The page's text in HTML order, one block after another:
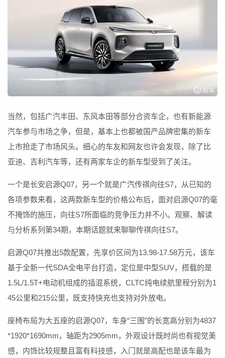
当然，包括广汽丰田、东风本田等部分合资车企，也有新能源
汽车参与市场之争，但是，基本上也都被国产品牌密集的新车
上市抢走了市场风头。细心的车友和网友也许会发现，除了比
亚迪、吉利汽车等，还有两家车企的新车型受到了关注。
一个是长安启源Q07，另一个就是广汽传祺向往S7，从已知的
各项参数来看，这两款新车型的价格公布后，面对启源Q07的毫
不掩饰的施压，向往S7所面临的竞争压力并不小。观察、解读
与分析系列第34期，本期话题就来聊聊传祺向往S7。
启源Q07共推出5款配置，先享价区间为13.98-17.58万元，该车
基于全新一代SDA全电平台打造，定位是中型SUV，搭载的是
1.5L/1.5T+电动机组成的插混系统，CLTC纯电续航里程分别为1
45公里和215公里，既支持快充也支持对外放电。
座椅布局为大五座的启源Q07，车身“三围”的长宽高分别为4837
*1920*1690mm，轴距为2905mm，外观设计既时尚也有视觉美
感，内饰比较规整且富有科技感，入门就是高配也是该车最为